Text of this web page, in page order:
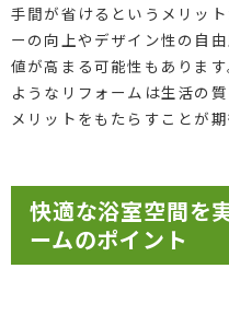
手間が省けるというメリッ
ーの向上やデザイン性の自
値が高まる可能性もありま
ようなリフォームは生活の
メリットをもたらすことが期
快適な浴室空間を
ームのポイント